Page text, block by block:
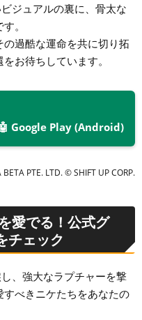
ジュアルの裏に、骨太な
。
過酷な運命を共に切り拓
お待ちしています。
Google Play (Android)
PTE. LTD. © SHIFT UP CORP.
愛でる！公式グ
チェック
し、強大なラプチャーを撃
べきニケたちをあなたの